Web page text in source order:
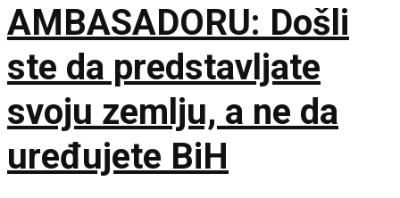
AMBASADORU: Došli
ste da predstavljate
svoju zemlju, a ne da
uređujete BiH